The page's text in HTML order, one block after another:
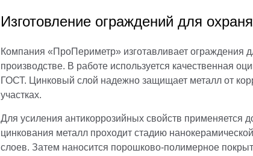
Изготовление ограждений для
Компания «ПроПериметр» изготавливает ограждения
производстве. В работе используется качественная
ГОСТ. Цинковый слой надежно защищает металл от
участках.
Для усиления антикоррозийных свойств применяется
цинкования металл проходит стадию
слоев. Затем наносится порошково-полимерное